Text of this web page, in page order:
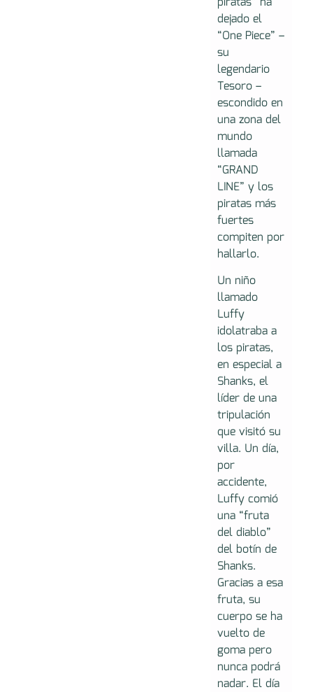
dejado el
“One Piece” –
su
legendario
Tesoro –
escondido en
una zona del
mundo
llamada
“GRAND
LINE” y los
piratas más
fuertes
compiten por
hallarlo.
Un niño
llamado
Luffy
idolatraba a
los piratas,
en especial a
Shanks, el
líder de una
tripulación
que visitó su
villa. Un día,
por
accidente,
Luffy comió
una “fruta
del diablo”
del botín de
Shanks.
Gracias a esa
fruta, su
cuerpo se ha
vuelto de
goma pero
nunca podrá
nadar. El día